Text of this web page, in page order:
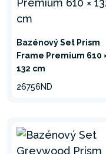
Bazénový Set Prism
Frame Premium 610
132 cm
26756ND